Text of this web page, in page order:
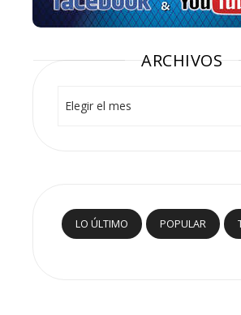
ARCHIVOS
LO ÚLTIMO POPULAR